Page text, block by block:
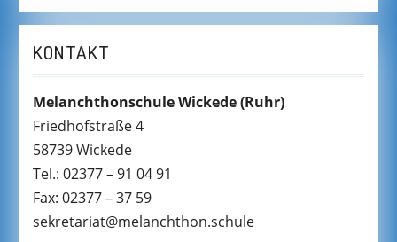
KONTAKT
Melanchthonschule Wickede(Ruhr)
Friedhofstraße 4
58739 Wickede
Tel.: 02377 – 91 04 91
Fax: 02377 – 37 59
sekretariat@melanchthon.schule